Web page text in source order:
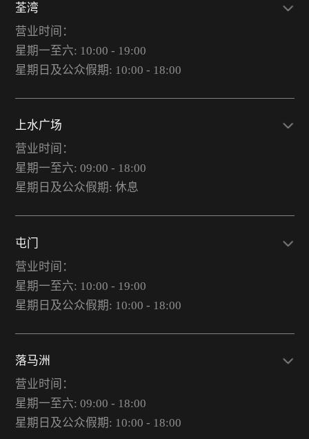
荃湾
营业时间：
星期一至六: 10:00 - 19:00
星期日及公众假期: 10:00 - 18:00
上水广场
营业时间：
星期一至六: 09:00 - 18:00
星期日及公众假期: 休息
屯门
营业时间：
星期一至六: 10:00 - 19:00
星期日及公众假期: 10:00 - 18:00
落马洲
营业时间：
星期一至六: 09:00 - 18:00
星期日及公众假期: 10:00 - 18:00